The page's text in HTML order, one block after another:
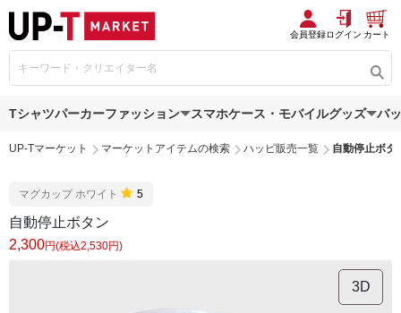
会員登録ログイン カート
Tシャツパーカーファッション スマホケース・モバイルグッズ バ
UP-Tマーケット マーケットアイテムの検索 ハッピ販売一覧 自動停止ボタ
マグカップ ホワイト 5
自動停止ボタン
2,300円(税込2,530円)
3D